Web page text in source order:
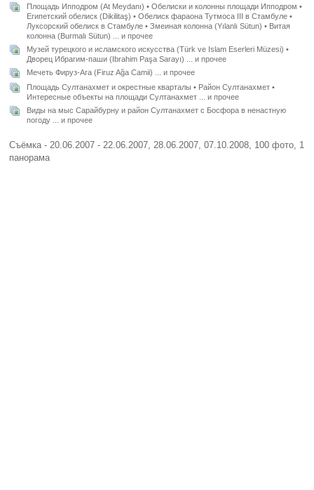
Площадь Ипподром (At Meydanı) • Обелиски и колонны площади Ипподром •
Египетский обелиск (Dikilitaş) • Обелиск фараона Тутмоса III в Стамбуле •
Луксорский обелиск в Стамбуле • Змеиная колонна (Yılanlı Sütun) • Витая
колонна (Burmalı Sütun) ... и прочее
Музей турецкого и исламского искусства (Türk ve Islam Eserleri Müzesi) •
Дворец Ибрагим-паши (Ibrahim Paşa Sarayı) ... и прочее
Мечеть Фируз-Ага (Firuz Ağa Camii) ... и прочее
Площадь Султанахмет и окрестные кварталы • Район Султанахмет •
Интересные объекты на площади Султанахмет ... и прочее
Виды на мыс Сарайбурну и район Султанахмет с Босфора в ненастную
погоду ... и прочее
Съёмка - 20.06.2007 - 22.06.2007, 28.06.2007, 07.10.2008, 100 фото, 1
панорама